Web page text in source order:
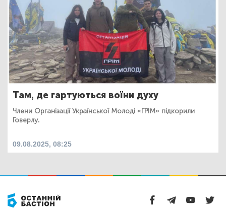
Там, де гартуються воїни духу
Члени Організації Української Молоді «ГРІМ» підкорили
Говерлу.
09.08.2025, 08:25